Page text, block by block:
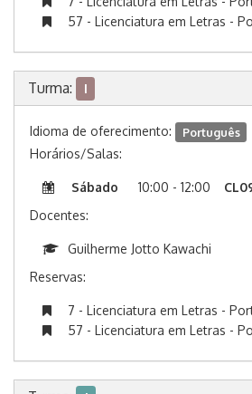
57 - Licenciatura em Letras -
Turma: I
Idioma de oferecimento: Português
Horários/Salas:
Sábado 10:00 - 12:00
Docentes:
Guilherme Jotto Kawachi
Reservas:
7 - Licenciatura em Letras -
57 - Licenciatura em Letras -